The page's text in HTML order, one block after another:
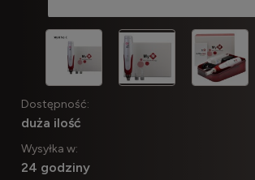
Dostępność:
duża ilość
Wysyłka w:
24 godziny